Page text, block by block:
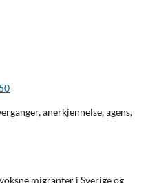
anerkjennelse, agens,
migranter i Sverige og